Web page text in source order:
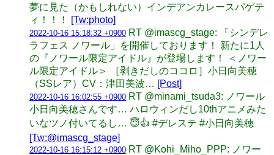
夢に見た（かもしれない）インデアンカレースパゲテ
ィ！！！
[Tw:photo]
2022-10-16 15:18:32 +0900 RT @imascg_stage: 「シンデレ
ラフェス ノワール」を開催しております！ 新たに1人
の『ノワール限定アイドル』が登場します！ ＜ノワー
ル限定アイドル＞ ［剥きだしのココロ］小日向美穂
（SSレア）CV：津田美波… [Post]
2022-10-16 16:02:55 +0900 RT @minami_tsuda3: ノワール
小日向美穂さんです… ハロウィンだし10thアニメみた
いなツノ付いてるし… 😇👍 #デレステ #小日向美穂
[Tw:@imascg_stage]
2022-10-16 16:15:12 +0900 RT @Kohi_Miho_PPP: ノワー